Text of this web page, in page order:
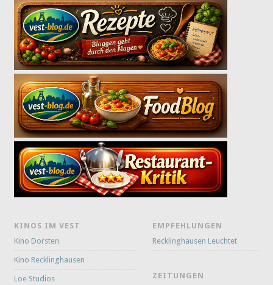
KINOS IM VEST
Kino Dorsten
Kino Recklinghausen
Loe Studios
EMPFEHLUNGEN
Recklinghausen Leuchtet
ZEITUNGEN